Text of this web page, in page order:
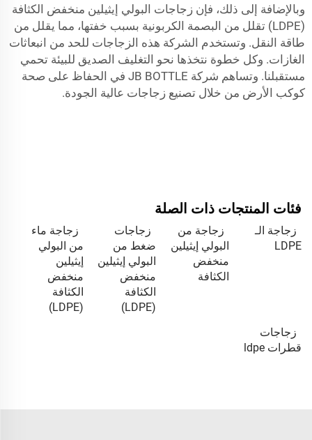
وبالإضافة إلى ذلك، فإن زجاجات البولي إيثيلين منخفض الكثافة
(LDPE) تقلل من البصمة الكربونية بسبب خفتها، مما يقلل من
طاقة النقل. وتستخدم الشركة هذه الزجاجات للحد من انبعاثات
الغازات. وكل خطوة نتخذها نحو التغليف الصديق للبيئة تحمي
مستقبلنا. وتساهم شركة JB BOTTLE في الحفاظ على صحة
كوكب الأرض من خلال تصنيع زجاجات عالية الجودة.
فئات المنتجات ذات الصلة
زجاجة الـ
LDPE
زجاجة من
البولي إيثيلين
منخفض
الكثافة
زجاجات
ضغط من
البولي إيثيلين
منخفض
الكثافة
(LDPE)
زجاجة ماء
من البولي
إيثيلين
منخفض
الكثافة
(LDPE)
زجاجات
قطرات ldpe